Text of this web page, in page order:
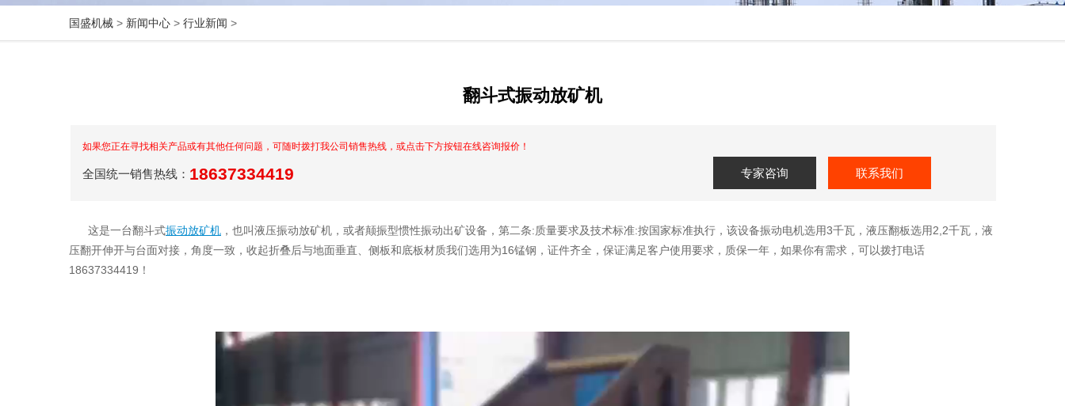
国盛机械 > 新闻中心 > 行业新闻 >
翻斗式振动放矿机
如果您正在寻找相关产品或有其他任何问题，可随时拨打我公司销售热线，或点击下方按钮在线咨询报价！
全国统一销售热线： 18637334419 专家咨询 联系我们
这是一台翻斗式振动放矿机 ，也叫液压振动放矿机，或者颠振型惯性振动出矿设备，第二条:质量要求及技术标准:按国家标准执行，该设备振动电机选用3千瓦，液压翻板选用2,2千瓦，液
压翻开伸开与台面对接，角度一致，收起折叠后与地面垂直、侧板和底板材质我们选用为16锰钢，证件齐全，保证满足客户使用要求，质保一年，如果你有需求，可以拨打电话
18637334419！